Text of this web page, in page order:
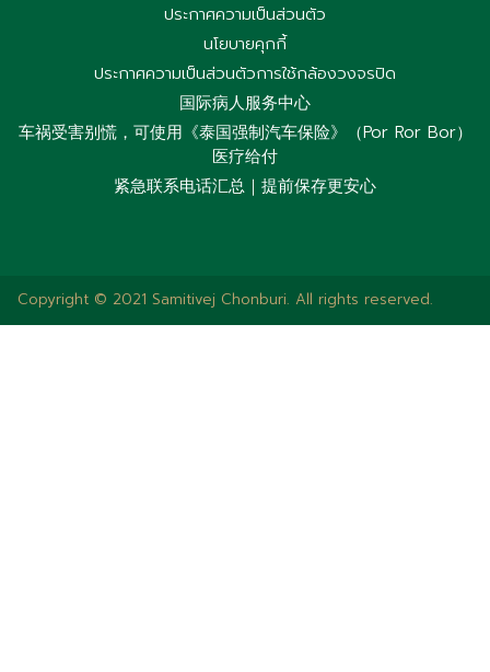
ประกาศความเป็นส่วนตัว
นโยบายคุกกี้
ประกาศความเป็นส่วนตัวการใช้กล้องวงจรปิด
国际病人服务中心
车祸受害别慌，可使用《泰国强制汽车保险》（Por Ror Bor）
医疗给付
紧急联系电话汇总｜提前保存更安心
Copyright © 2021 Samitivej Chonburi. All rights reserved.